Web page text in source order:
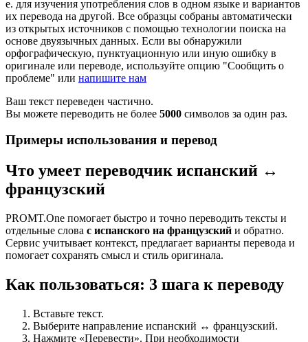
е. для изучения употребления слов в одном языке и вариантов
их перевода на другой. Все образцы собраны автоматически
из открытых источников с помощью технологии поиска на
основе двуязычных данных. Если вы обнаружили
орфографическую, пунктуационную или иную ошибку в
оригинале или переводе, используйте опцию "Сообщить о
проблеме" или напишите нам
Ваш текст переведен частично.
Вы можете переводить не более 5000 символов за один раз.
Примеры использования и перевод
Что умеет переводчик испанский ↔
французский
PROMT.One помогает быстро и точно переводить тексты и
отдельные слова с испанского на французский и обратно.
Сервис учитывает контекст, предлагает варианты перевода и
помогает сохранять смысл и стиль оригинала.
Как пользоваться: 3 шага к переводу
Вставьте текст.
Выберите направление испанский ↔ французский.
Нажмите «Перевести». При необходимости